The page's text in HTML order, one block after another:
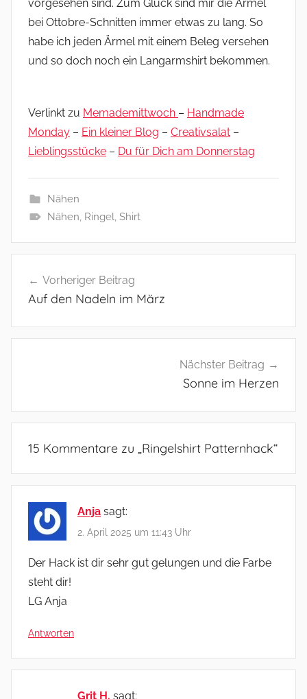
vorgesehen sind. Zum Glück sind mir die Ärmel
bei Ottobre-Schnitten immer etwas zu lang. So
habe ich jeden Ärmel mit einem Beleg versehen
und so doch noch ein Langarmshirt bekommen.
Verlinkt zu Memademittwoch – Handmade
Monday – Ein kleiner Blog – Creativsalat –
Lieblingsstücke – Du für Dich am Donnerstag
Nähen
Nähen, Ringel, Shirt
Vorheriger Beitrag
Auf den Nadeln im März
Nächster Beitrag
Sonne im Herzen
15 Kommentare zu „Ringelshirt Patternhack“
Anja sagt:
2. April 2025 um 11:43 Uhr
Der Hack ist dir sehr gut gelungen und die Farbe
steht dir!
LG Anja
Antworten
Grit H. sagt: